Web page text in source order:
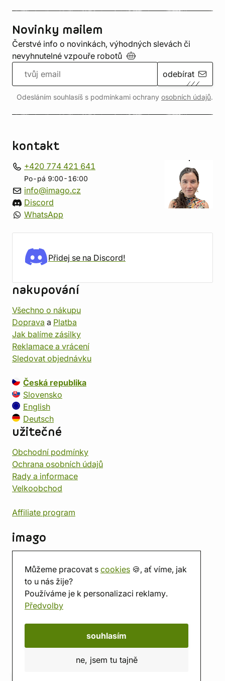
Můžeme pracovat s cookies 🍪, ať víme, jak
to u nás žije?
Používáme je k personalizaci reklamy.
Předvolby
souhlasím
ne, jsem tu tajně
Novinky mailem
Čerstvé info o novinkách, výhodných slevách či
nevyhnutelné vzpouře robotů
odebírat
Odesláním souhlasíš s podmínkami ochrany osobních údajů.
kontakt
+420 774 421 641
Po-pá 9:00-16:00
info@imago.cz
Discord
WhatsApp
Přidej se na Discord!
nakupování
Všechno o nákupu
Doprava a Platba
Jak balíme zásilky
Reklamace a vrácení
Sledovat objednávku
Česká republika
Slovensko
English
Deutsch
užitečné
Obchodní podmínky
Ochrana osobních údajů
Rady a informace
Velkoobchod
Affiliate program
imago
Prodejna
Herna
O nás
Hodnocení obchodu